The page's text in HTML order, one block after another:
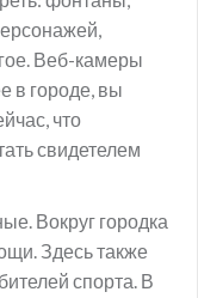
Веб-камеры
в городе, вы
что
свидетелем
Вокруг городка
Здесь также
спорта. В